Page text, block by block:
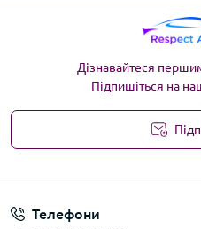
Дізнавайтеся
Підпишіться на
Телефони